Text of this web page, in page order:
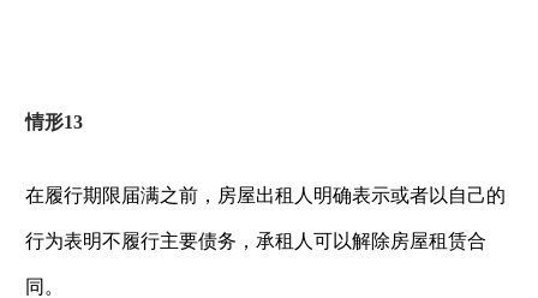
情形13
在履行期限届满之前，房屋出租人明确表示或者以自己的
行为表明不履行主要债务，承租人可以解除房屋租赁合
同。